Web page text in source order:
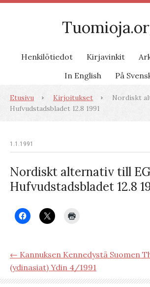
Henkilötiedot Kirjavinkit
In English
På
Etusivu Kirjoitukset
Nordiskt
Hufvudstadsbladet 12.8 1991
1.1.1991
Nordiskt alternativ till
Hufvudstadsbladet 12.8
← Kannuksen Kennedystä Suomen
(ydinasiat) Ydin 4/1991